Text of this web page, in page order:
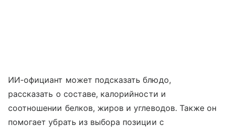
ИИ-официант может подсказать блюдо,
рассказать о составе, калорийности и
соотношении белков, жиров и углеводов. Также он
помогает убрать из выбора позиции с